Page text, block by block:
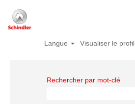
Langue Visualiser le profil
Rechercher par mot-clé